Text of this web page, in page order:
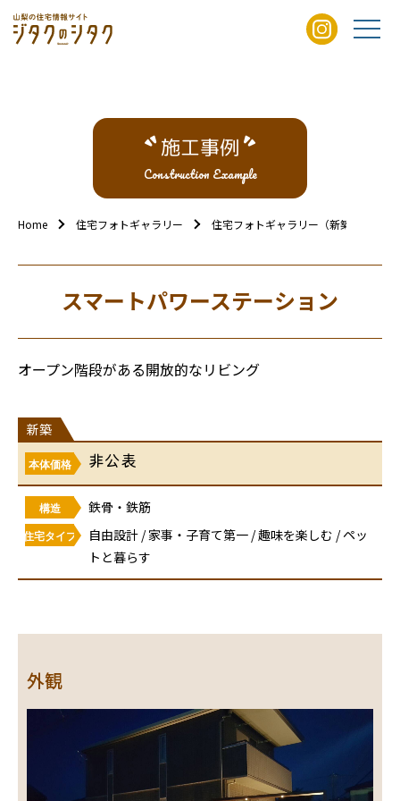
施工事例
Construction Example
Home 住宅フォトギャラリー 住宅フォトギャラリー（新築外観）
スマートパワーステーション
オープン階段がある開放的なリビング
新築
本体価格 非公表
構造 鉄骨・鉄筋
住宅タイプ
自由設計 / 家事・子育て第一 / 趣味を楽しむ / ペッ
トと暮らす
外観